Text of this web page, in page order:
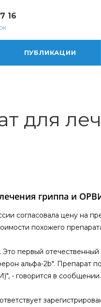
16
ПУБЛИКАЦИИ
для
гриппа и
согласовала цену на
похожего
первый
альфа-2b". Препарат
- говорится в сообщении.